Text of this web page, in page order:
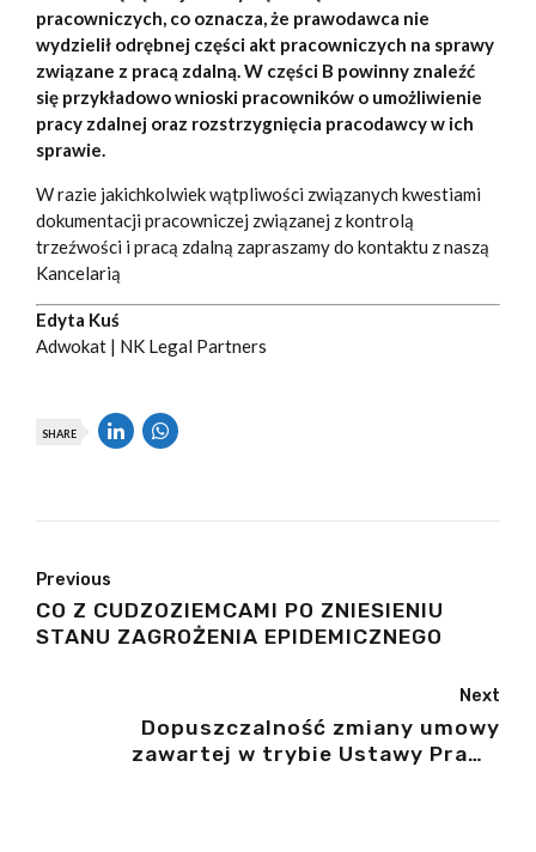
pracowniczych, co oznacza, że prawodawca nie
wydzielił odrębnej części akt pracowniczych na sprawy
związane z pracą zdalną. W części B powinny znaleźć
się przykładowo wnioski pracowników o umożliwienie
pracy zdalnej oraz rozstrzygnięcia pracodawcy w ich
sprawie.
W razie jakichkolwiek wątpliwości związanych kwestiami
dokumentacji pracowniczej związanej z kontrolą
trzeźwości i pracą zdalną zapraszamy do kontaktu z naszą
Kancelarią
Edyta Kuś
Adwokat | NK Legal Partners
SHARE
Previous
CO Z CUDZOZIEMCAMI PO ZNIESIENIU
STANU ZAGROŻENIA EPIDEMICZNEGO
Next
Dopuszczalność zmiany umowy
zawartej w trybie Ustawy Prawo